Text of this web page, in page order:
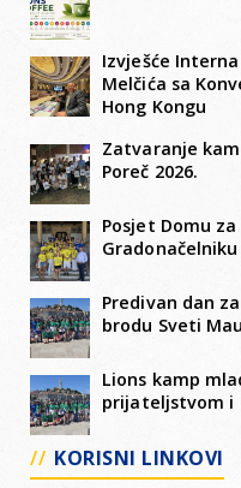
Izvješće
Melčića sa
Hong Kongu
Zatvaranje
Poreč 2026.
Posjet Domu
Predivan dan
brodu Sveti
Lions kamp
prijateljstvom i
KORISNI LINKOVI